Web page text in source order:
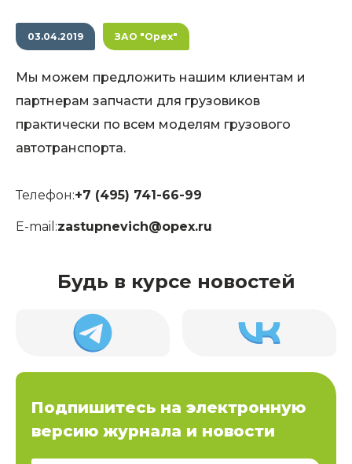
03.04.2019 ЗАО "Орех"
Мы можем предложить нашим клиентам и
партнерам запчасти для грузовиков
практически по всем моделям грузового
автотранспорта.
Телефон:+7 (495) 741-66-99
E-mail:zastupnevich@opex.ru
Будь в курсе новостей
Подпишитесь на электронную
версию журнала и новости